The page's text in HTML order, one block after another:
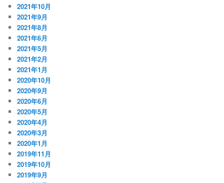
2021年10月
2021年9月
2021年8月
2021年6月
2021年5月
2021年2月
2021年1月
2020年10月
2020年9月
2020年6月
2020年5月
2020年4月
2020年3月
2020年1月
2019年11月
2019年10月
2019年9月